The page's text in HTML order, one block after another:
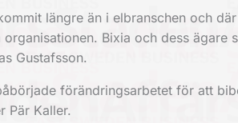
längre än i elbranschen och där
Bixia och dess ägare
Gustafsson.
förändringsarbetet för att
Pär Kaller.